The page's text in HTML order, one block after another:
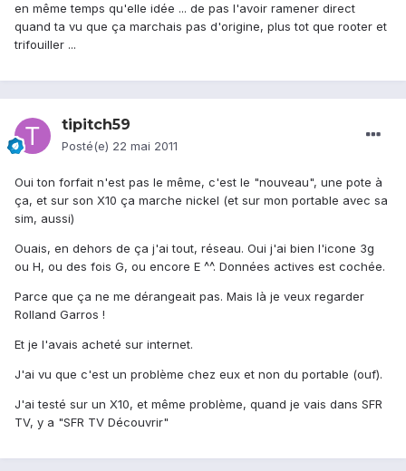
en même temps qu'elle idée ... de pas l'avoir ramener direct
quand ta vu que ça marchais pas d'origine, plus tot que rooter et
trifouiller ...
tipitch59
Posté(e) 22 mai 2011
Oui ton forfait n'est pas le même, c'est le "nouveau", une pote à
ça, et sur son X10 ça marche nickel (et sur mon portable avec sa
sim, aussi)
Ouais, en dehors de ça j'ai tout, réseau. Oui j'ai bien l'icone 3g
ou H, ou des fois G, ou encore E ^^. Données actives est cochée.
Parce que ça ne me dérangeait pas. Mais là je veux regarder
Rolland Garros !
Et je l'avais acheté sur internet.
J'ai vu que c'est un problème chez eux et non du portable (ouf).
J'ai testé sur un X10, et même problème, quand je vais dans SFR
TV, y a "SFR TV Découvrir"